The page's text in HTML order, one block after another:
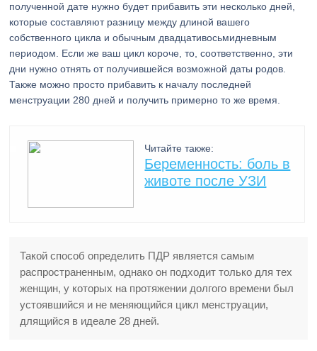
полученной дате нужно будет прибавить эти несколько дней,
которые составляют разницу между длиной вашего
собственного цикла и обычным двадцативосьмидневным
периодом. Если же ваш цикл короче, то, соответственно, эти
дни нужно отнять от получившейся возможной даты родов.
Также можно просто прибавить к началу последней
менструации 280 дней и получить примерно то же время.
Читайте также:
Беременность: боль в
животе после УЗИ
Такой способ определить ПДР является самым
распространенным, однако он подходит только для тех
женщин, у которых на протяжении долгого времени был
устоявшийся и не меняющийся цикл менструации,
длящийся в идеале 28 дней.